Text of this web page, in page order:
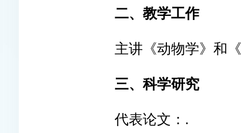
二、教学工作
主讲《动物学》和
三、科学研究
代表论文：.